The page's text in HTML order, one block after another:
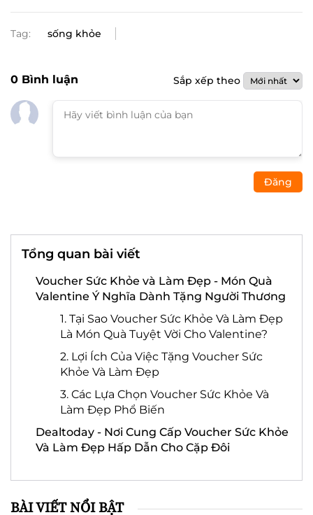
Tag: sống khỏe
0 Bình luận Sắp xếp theo
Đăng
Tổng quan bài viết
Voucher Sức Khỏe và Làm Đẹp - Món Quà
Valentine Ý Nghĩa Dành Tặng Người Thương
1. Tại Sao Voucher Sức Khỏe Và Làm Đẹp
Là Món Quà Tuyệt Vời Cho Valentine?
2. Lợi Ích Của Việc Tặng Voucher Sức
Khỏe Và Làm Đẹp
3. Các Lựa Chọn Voucher Sức Khỏe Và
Làm Đẹp Phổ Biến
Dealtoday - Nơi Cung Cấp Voucher Sức Khỏe
Và Làm Đẹp Hấp Dẫn Cho Cặp Đôi
BÀI VIẾT NỔI BẬT